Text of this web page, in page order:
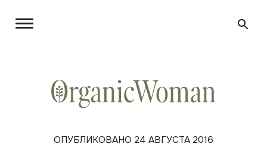
ОПУБЛИКОВАНО 24 АВГУСТА 2016